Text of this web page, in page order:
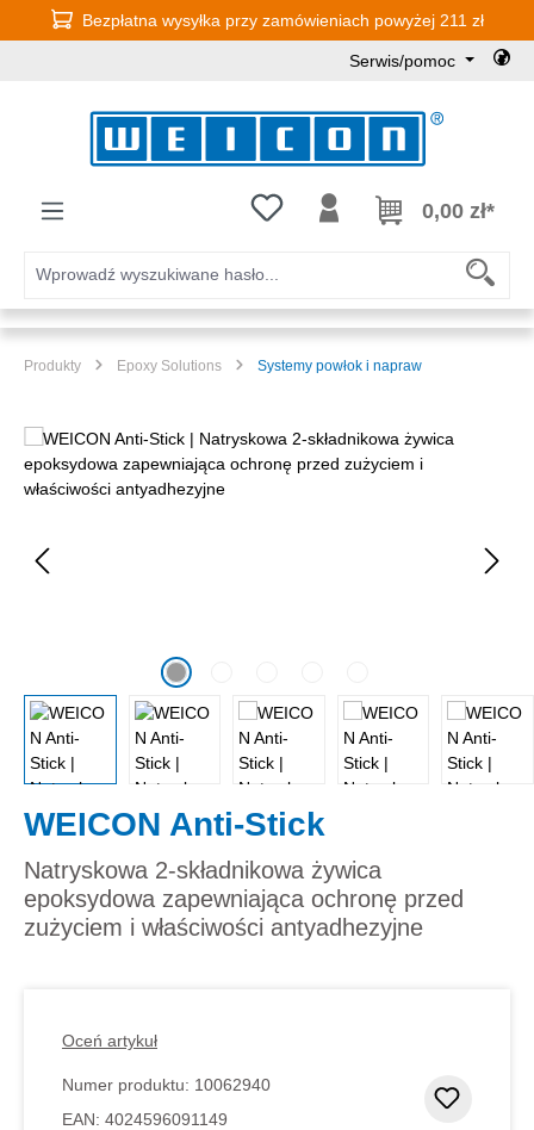
Przejdź do głównej zawartości
Bezpłatna wysyłka przy zamówieniach powyżej 211 zł
Serwis/pomoc
Masz 0 przedmioty na liście
0,00 zł*
Produkty Epoxy Solutions Systemy powłok i napraw
Pomiń galerię zdjęć
WEICON Anti-Stick
Natryskowa 2-składnikowa żywica
epoksydowa zapewniająca ochronę przed
zużyciem i właściwości antyadhezyjne
Oceń artykuł
Numer produktu: 10062940
EAN: 4024596091149